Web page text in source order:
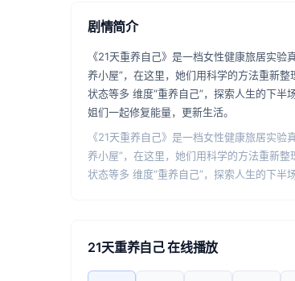
剧情简介
《21天重养自己》是一档女性健康旅居实
养小屋”，在这里，她们用科学的方法重新
状态等多 维度“重养自己”，探索人生的下半
姐们一起修复能量，更新生活。
《21天重养自己》是一档女性健康旅居实
养小屋”，在这里，她们用科学的方法重新
状态等多 维度“重养自己”，探索人生的下半
21天重养自己 在线播放